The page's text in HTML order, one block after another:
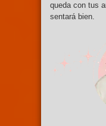
queda con tus
sentará bien.